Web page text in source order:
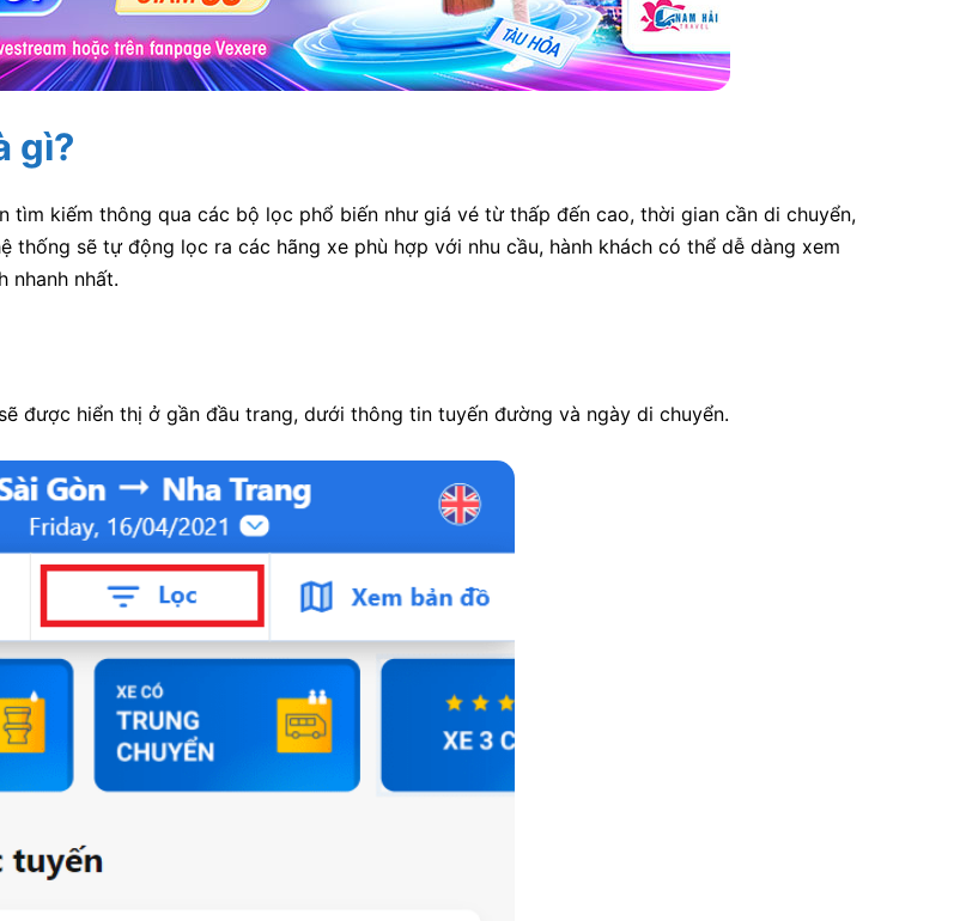
gì?
tìm kiếm thông qua các bộ lọc phổ biến như giá vé từ thấp đến cao, thời gian cần di chuyển,
thống sẽ tự động lọc ra các hãng xe phù hợp với nhu cầu, hành khách có thể dễ dàng xem
nhanh nhất.
được hiển thị ở gần đầu trang, dưới thông tin tuyến đường và ngày di chuyển.